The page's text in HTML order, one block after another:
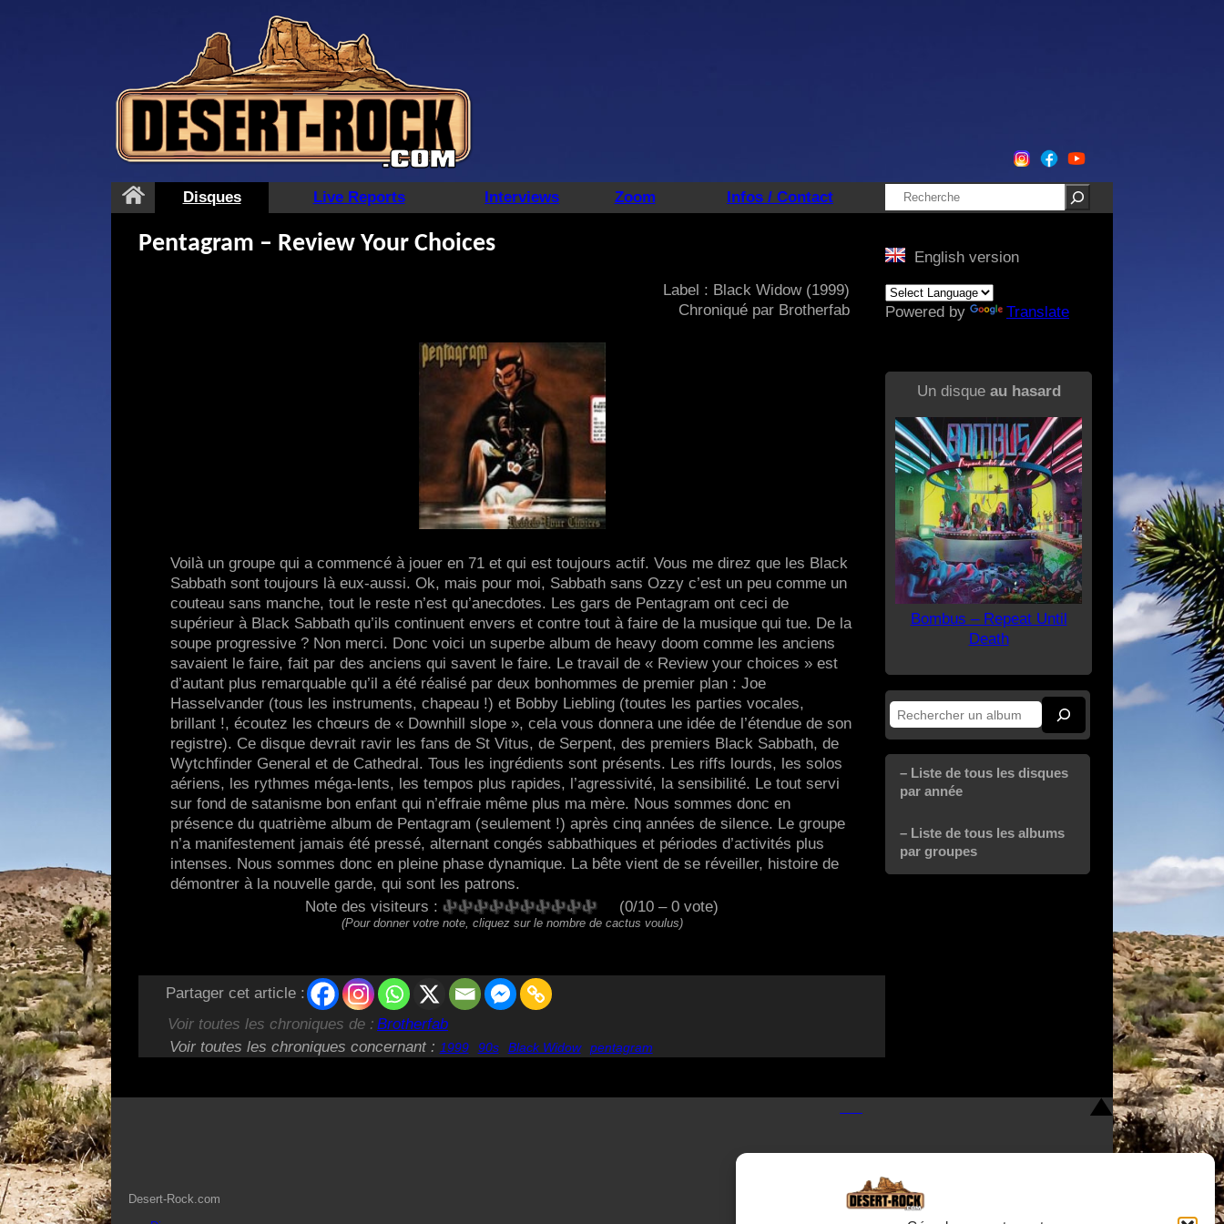
Disques Live Reports Interviews Zoom Infos / Contact Rechercher
Pentagram – Review Your Choices
Label : Black Widow (1999)
Chroniqué par Brotherfab
Voilà un groupe qui a commencé à jouer en 71 et qui est toujours actif. Vous me direz que les Black
Sabbath sont toujours là eux-aussi. Ok, mais pour moi, Sabbath sans Ozzy c’est un peu comme un
couteau sans manche, tout le reste n’est qu’anecdotes. Les gars de Pentagram ont ceci de
supérieur à Black Sabbath qu’ils continuent envers et contre tout à faire de la musique qui tue. De la
soupe progressive ? Non merci. Donc voici un superbe album de heavy doom comme les anciens
savaient le faire, fait par des anciens qui savent le faire. Le travail de « Review your choices » est
d’autant plus remarquable qu’il a été réalisé par deux bonhommes de premier plan : Joe
Hasselvander (tous les instruments, chapeau !) et Bobby Liebling (toutes les parties vocales,
brillant !, écoutez les chœurs de « Downhill slope », cela vous donnera une idée de l’étendue de son
registre). Ce disque devrait ravir les fans de St Vitus, de Serpent, des premiers Black Sabbath, de
Wytchfinder General et de Cathedral. Tous les ingrédients sont présents. Les riffs lourds, les solos
aériens, les rythmes méga-lents, les tempos plus rapides, l’agressivité, la sensibilité. Le tout servi
sur fond de satanisme bon enfant qui n’effraie même plus ma mère. Nous sommes donc en
présence du quatrième album de Pentagram (seulement !) après cinq années de silence. Le groupe
n’a manifestement jamais été pressé, alternant congés sabbathiques et périodes d’activités plus
intenses. Nous sommes donc en pleine phase dynamique. La bête vient de se réveiller, histoire de
démontrer à la nouvelle garde, qui sont les patrons.
Note des visiteurs :
(0/10 – 0 vote)
(Pour donner votre note, cliquez sur le nombre de cactus voulus)
Partager cet article :
Voir toutes les chroniques de : Brotherfab
Voir toutes les chroniques concernant : 1999 90s Black Widow pentagram
English version
Powered by Translate
Un disque au hasard
Bombus – Repeat Until
Death
Rechercher
– Liste de tous les disques
par année
– Liste de tous les albums
par groupes
Desert-Rock.com